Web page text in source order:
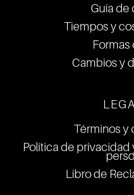
Guía de
Tiempos y
Cambios y
Términos y
Política de
Libro de